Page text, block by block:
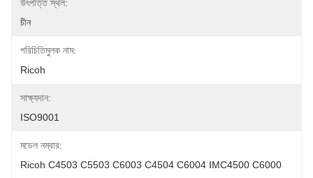
উৎপত্তি স্থল:
চীন
পরিচিতিমুলক নাম:
Ricoh
সাক্ষ্যদান:
ISO9001
মডেল নম্বার:
Ricoh C4503 C5503 C6003 C4504 C6004 IMC4500 C6000